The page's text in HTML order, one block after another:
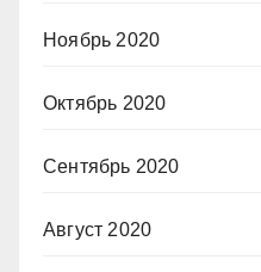
Ноябрь 2020
Октябрь 2020
Сентябрь 2020
Август 2020